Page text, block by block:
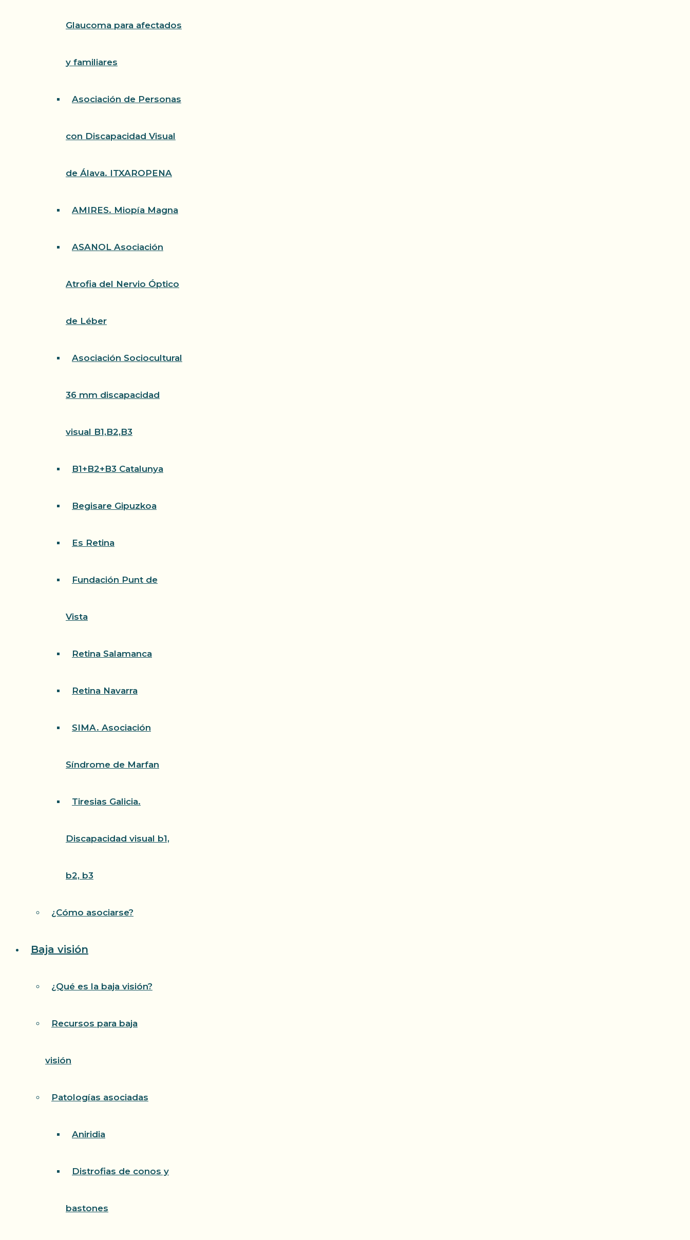
Glaucoma para afectados
y familiares
Asociación de Personas
con Discapacidad Visual
de Álava. ITXAROPENA
AMIRES. Miopía Magna
ASANOL Asociación
Atrofia del Nervio Óptico
de Léber
Asociación Sociocultural
36 mm discapacidad
visual B1,B2,B3
B1+B2+B3 Catalunya
Begisare Gipuzkoa
Es Retina
Fundación Punt de
Vista
Retina Salamanca
Retina Navarra
SIMA. Asociación
Síndrome de Marfan
Tiresias Galicia.
Discapacidad visual b1,
b2, b3
¿Cómo asociarse?
Baja visión
¿Qué es la baja visión?
Recursos para baja
visión
Patologías asociadas
Aniridia
Distrofias de conos y
bastones